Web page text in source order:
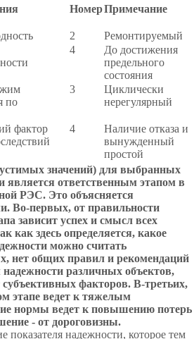
НомерПримечание
2
Ремонтируемый
4
До достижения
предельного
состояния
по
3
Циклически
нерегулярный
фактор
4
Наличие отказа и
вынужденный
простой
значений) для выбранных
является ответственным этапом в
РЭС. Это объясняется
Во-первых, от правильности
зависит успех и смысл всех
как здесь определяется, какое
можно считать
нет общих правил и рекомендаций
различных объектов,
субъективных факторов. В-третьих,
этапе ведет к тяжелым
нормы ведет к повышению потерь
- от дороговизны.
показателя надежности, которое тем